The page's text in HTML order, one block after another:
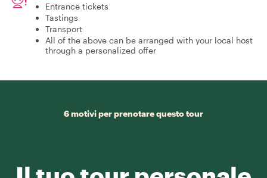
Entrance tickets
Tastings
Transport
All of the above can be arranged with your local host
through a personalized offer
6 motivi per prenotare questo tour